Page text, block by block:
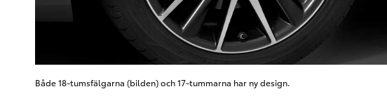
Både 18-tumsfälgarna (bilden) och 17-tummarna har ny design.